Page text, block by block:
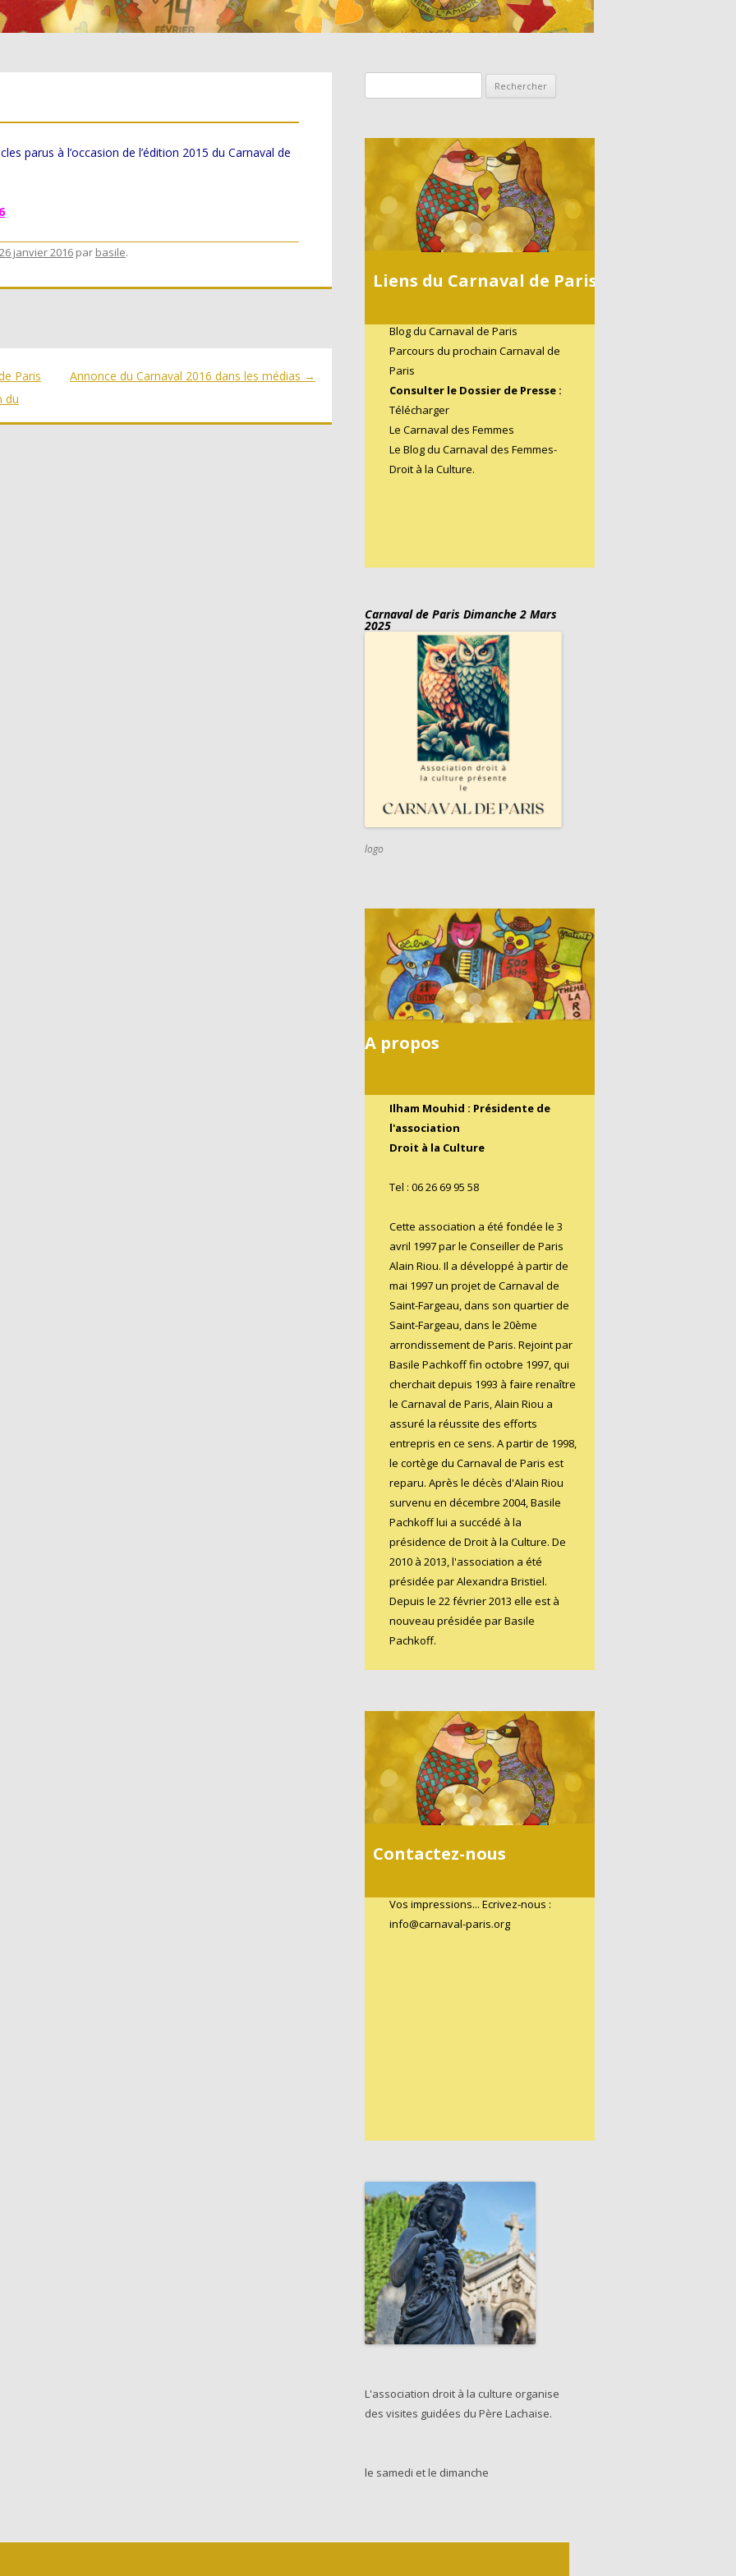
parus à l’occasion de l’édition 2015 du Carnaval de
26 janvier 2016 par basile.
Paris
du
Annonce du Carnaval 2016 dans les médias →
Liens du Carnaval de Paris
Blog du Carnaval de Paris
Parcours du prochain Carnaval de
Paris
Consulter le Dossier de Presse :
Télécharger
Le Carnaval des Femmes
Le Blog du Carnaval des Femmes-
Droit à la Culture.
Carnaval de Paris Dimanche 2 Mars
2025
logo
A propos
Ilham Mouhid : Présidente de
l'association
Droit à la Culture
Tel : 06 26 69 95 58
Cette association a été fondée le 3
avril 1997 par le Conseiller de Paris
Alain Riou. Il a développé à partir de
mai 1997 un projet de Carnaval de
Saint-Fargeau, dans son quartier de
Saint-Fargeau, dans le 20ème
arrondissement de Paris. Rejoint par
Basile Pachkoff fin octobre 1997, qui
cherchait depuis 1993 à faire renaître
le Carnaval de Paris, Alain Riou a
assuré la réussite des efforts
entrepris en ce sens. A partir de 1998,
le cortège du Carnaval de Paris est
reparu. Après le décès d'Alain Riou
survenu en décembre 2004, Basile
Pachkoff lui a succédé à la
présidence de Droit à la Culture. De
2010 à 2013, l'association a été
présidée par Alexandra Bristiel.
Depuis le 22 février 2013 elle est à
nouveau présidée par Basile
Pachkoff.
Contactez-nous
Vos impressions... Ecrivez-nous :
info@carnaval-paris.org
L'association droit à la culture organise
des visites guidées du Père Lachaise.
le samedi et le dimanche